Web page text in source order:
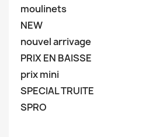
moulinets
NEW
nouvel arrivage
PRIX EN BAISSE
prix mini
SPECIAL TRUITE
SPRO